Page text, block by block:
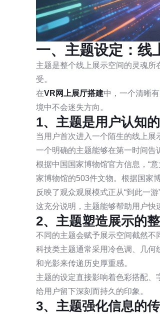
一、主题设定：线
主题是整个线上展示空间的灵魂
受。
在VR网上展厅搭建中，一个清晰
境中不会迷失方向。
1、主题是用户认知
当用户首次进入一个陌生的线上展
一个明确的主题能够在第一时间告
根据中国国家博物馆官方信息，“
家博物馆的503件文物。根据国家
反映了观众观展模式正从“到此一游
这充分说明，主题能够帮助用户快
2、主题塑造展示的
不同的主题会赋予展示空间截然不
科技类主题通常采用冷色调、几
和光影来传递历史厚重感。
主题的设定直接影响着色彩搭配、
给用户留下深刻而持久的印象。
3、主题强化信息的